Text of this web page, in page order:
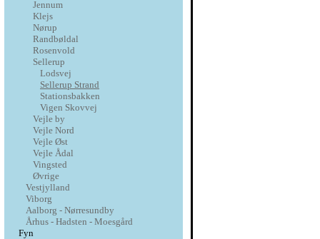
Jennum
Klejs
Nørup
Randbøldal
Rosenvold
Sellerup
Lodsvej
Sellerup Strand
Stationsbakken
Vigen Skovvej
Vejle by
Vejle Nord
Vejle Øst
Vejle Ådal
Vingsted
Øvrige
Vestjylland
Viborg
Aalborg - Nørresundby
Århus - Hadsten - Moesgård
Fyn